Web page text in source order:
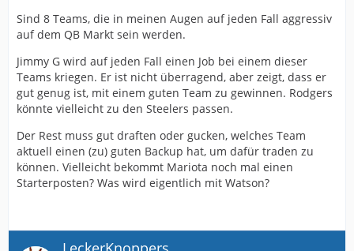
Sind 8 Teams, die in meinen Augen auf jeden Fall aggressiv
auf dem QB Markt sein werden.
Jimmy G wird auf jeden Fall einen Job bei einem dieser
Teams kriegen. Er ist nicht überragend, aber zeigt, dass er
gut genug ist, mit einem guten Team zu gewinnen. Rodgers
könnte vielleicht zu den Steelers passen.
Der Rest muss gut draften oder gucken, welches Team
aktuell einen (zu) guten Backup hat, um dafür traden zu
können. Vielleicht bekommt Mariota noch mal einen
Starterposten? Was wird eigentlich mit Watson?